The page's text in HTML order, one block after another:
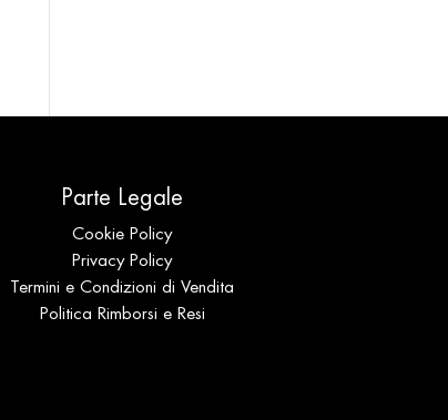
Parte Legale
Cookie Policy
Privacy Policy
Termini e Condizioni di Vendita
Politica Rimborsi e Resi